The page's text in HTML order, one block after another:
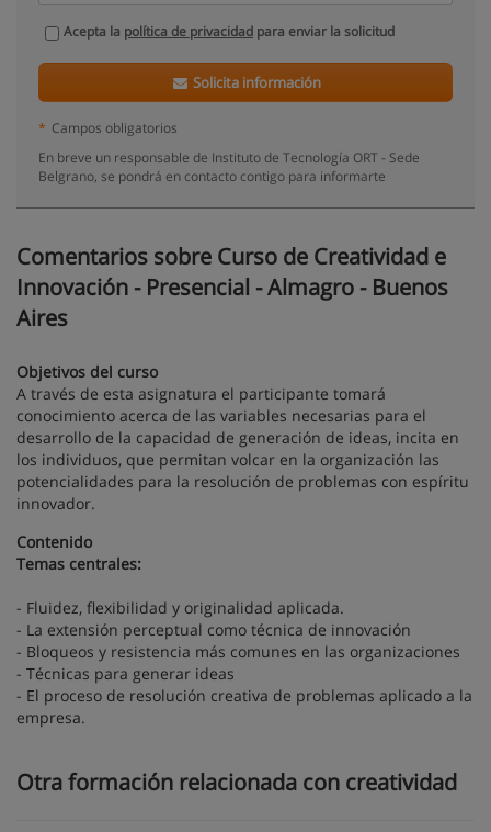
Acepta la política de privacidad para enviar la solicitud
Solicita información
* Campos obligatorios
En breve un responsable de Instituto de Tecnología ORT - Sede
Belgrano, se pondrá en contacto contigo para informarte
Comentarios sobre Curso de Creatividad e
Innovación - Presencial - Almagro - Buenos
Aires
Objetivos del curso
A través de esta asignatura el participante tomará
conocimiento acerca de las variables necesarias para el
desarrollo de la capacidad de generación de ideas, incita en
los individuos, que permitan volcar en la organización las
potencialidades para la resolución de problemas con espíritu
innovador.
Contenido
Temas centrales:
- Fluidez, flexibilidad y originalidad aplicada.
- La extensión perceptual como técnica de innovación
- Bloqueos y resistencia más comunes en las organizaciones
- Técnicas para generar ideas
- El proceso de resolución creativa de problemas aplicado a la
empresa.
Otra formación relacionada con creatividad